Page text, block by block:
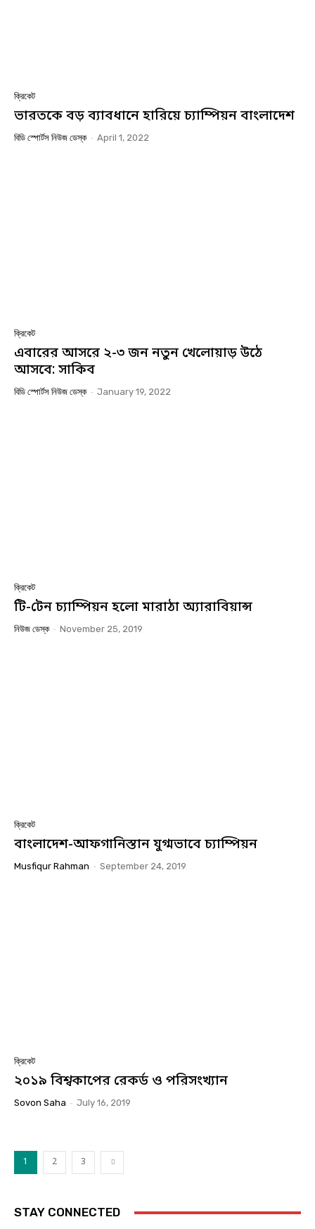
ক্রিকেট
ভারতকে বড় ব্যাবধানে হারিয়ে চ্যাম্পিয়ন বাংলাদেশ
বিডি স্পোর্টস নিউজ ডেস্ক - April 1, 2022
ক্রিকেট
এবারের আসরে ২-৩ জন নতুন খেলোয়াড় উঠে
আসবে: সাকিব
বিডি স্পোর্টস নিউজ ডেস্ক - January 19, 2022
ক্রিকেট
টি-টেন চ্যাম্পিয়ন হলো মারাঠা অ্যারাবিয়ান্স
নিউজ ডেস্ক - November 25, 2019
ক্রিকেট
বাংলাদেশ-আফগানিস্তান যুগ্মভাবে চ্যাম্পিয়ন
Musfiqur Rahman - September 24, 2019
ক্রিকেট
২০১৯ বিশ্বকাপের রেকর্ড ও পরিসংখ্যান
Sovon Saha - July 16, 2019
1 2 3
STAY CONNECTED